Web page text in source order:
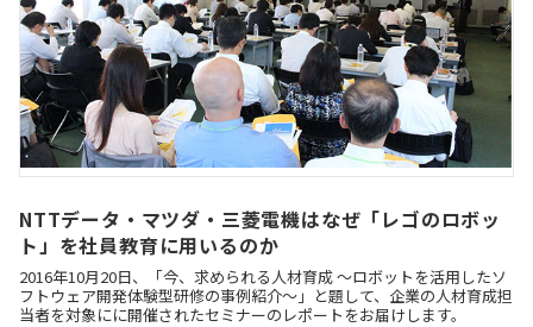
NTTデータ・マツダ・三菱電機はなぜ「レゴのロボッ
ト」を社員教育に用いるのか
2016年10月20日、「今、求められる人材育成 ～ロボットを活用したソ
フトウェア開発体験型研修の事例紹介～」と題して、企業の人材育成担
当者を対象にに開催されたセミナーのレポートをお届けします。